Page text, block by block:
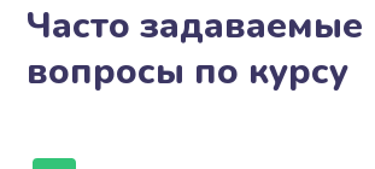
Часто задаваемые
вопросы по курсу